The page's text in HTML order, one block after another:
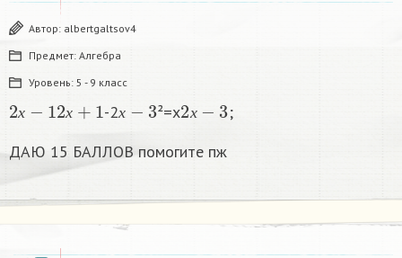
Автор: albertgaltsov4
Предмет: Алгебра
Уровень: 5 - 9 класс
х
2
х
2
-2х ²=х х
2
;
ДАЮ 15 БАЛЛОВ помогите пж